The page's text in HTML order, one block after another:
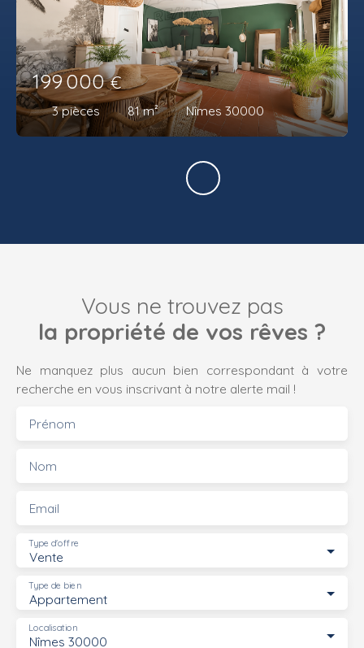
199 000€
3pièces 81m² Nîmes 30000
Vous ne trouvez pas
la propriété de vos rêves ?
Ne manquez plus aucun bien correspondant à votre
recherche en vous inscrivant à notre alerte mail !
Prénom
Nom
Email
Vente
Type d'offre
Appartement
Type de bien
Nîmes 30000
Localisation